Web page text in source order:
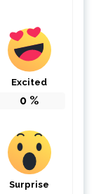
Excited
0 %
Surprise